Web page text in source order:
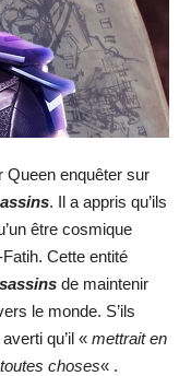
Queen enquêter sur
. Il a appris qu’ils
être cosmique
Cette entité
de maintenir
le monde. S’ils
qu’il « mettrait en
choses« .